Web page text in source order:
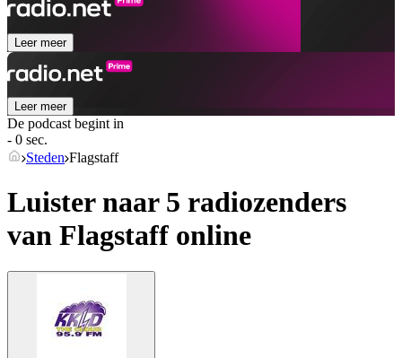
Leer meer
Leer meer
De podcast begint in
- 0 sec.
Steden Flagstaff
Luister naar 5 radiozenders
van Flagstaff online